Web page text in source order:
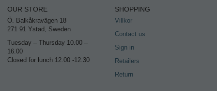
OUR STORE
Ö. Balkåkravägen 18
271 91 Ystad, Sweden
Tuesday – Thursday 10.00 –
16.00
Closed for lunch 12.00 -12.30
SHOPPING
Villkor
Contact us
Sign in
Retailers
Return